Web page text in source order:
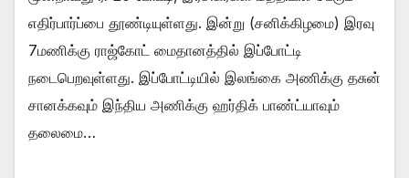
எதிர்பார்ப்பை தூண்டியுள்ளது. இன்று (சனிக்கிழமை) இரவு
7மணிக்கு ராஜ்கோட் மைதானத்தில் இப்போட்டி
நடைபெறவுள்ளது. இப்போட்டியில் இலங்கை அணிக்கு தசுன்
சானக்கவும் இந்திய அணிக்கு ஹர்திக் பாண்ட்யாவும்
தலைமை…